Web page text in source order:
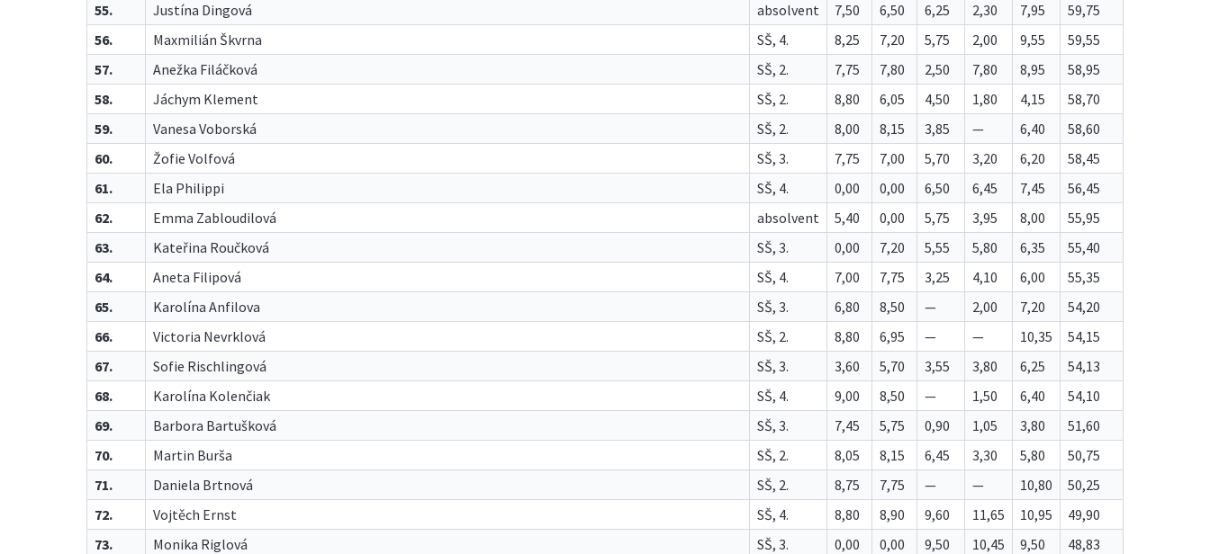
55.
Justína Dingová absolvent 7,50 6,50 6,25 2,30 7,95
59,75
56.
Maxmilián Škvrna SŠ, 4. 8,25 7,20 5,75 2,00 9,55
59,55
57.
Anežka Filáčková SŠ, 2. 7,75 7,80 2,50 7,80 8,95
58,95
58.
Jáchym Klement SŠ, 2. 8,80 6,05 4,50 1,80 4,15
58,70
59.
Vanesa Voborská SŠ, 2. 8,00 8,15 3,85 — 6,40
58,60
60.
Žofie Volfová SŠ, 3. 7,75 7,00 5,70 3,20 6,20
58,45
61.
Ela Philippi SŠ, 4. 0,00 0,00 6,50 6,45 7,45
56,45
62.
Emma Zabloudilová absolvent 5,40 0,00 5,75 3,95 8,00
55,95
63.
Kateřina Roučková SŠ, 3. 0,00 7,20 5,55 5,80 6,35
55,40
64.
Aneta Filipová SŠ, 4. 7,00 7,75 3,25 4,10 6,00
55,35
65.
Karolína Anfilova SŠ, 3. 6,80 8,50 — 2,00 7,20
54,20
66.
Victoria Nevrklová SŠ, 2. 8,80 6,95 — — 10,35
54,15
67.
Sofie Rischlingová SŠ, 3. 3,60 5,70 3,55 3,80 6,25
54,13
68.
Karolína Kolenčiak SŠ, 4. 9,00 8,50 — 1,50 6,40
54,10
69.
Barbora Bartušková SŠ, 3. 7,45 5,75 0,90 1,05 3,80
51,60
70.
Martin Burša SŠ, 2. 8,05 8,15 6,45 3,30 5,80
50,75
71.
Daniela Brtnová SŠ, 2. 8,75 7,75 — — 10,80
50,25
72.
Vojtěch Ernst SŠ, 4. 8,80 8,90 9,60 11,65 10,95
49,90
73.
Monika Riglová SŠ, 3. 0,00 0,00 9,50 10,45 9,50
48,83